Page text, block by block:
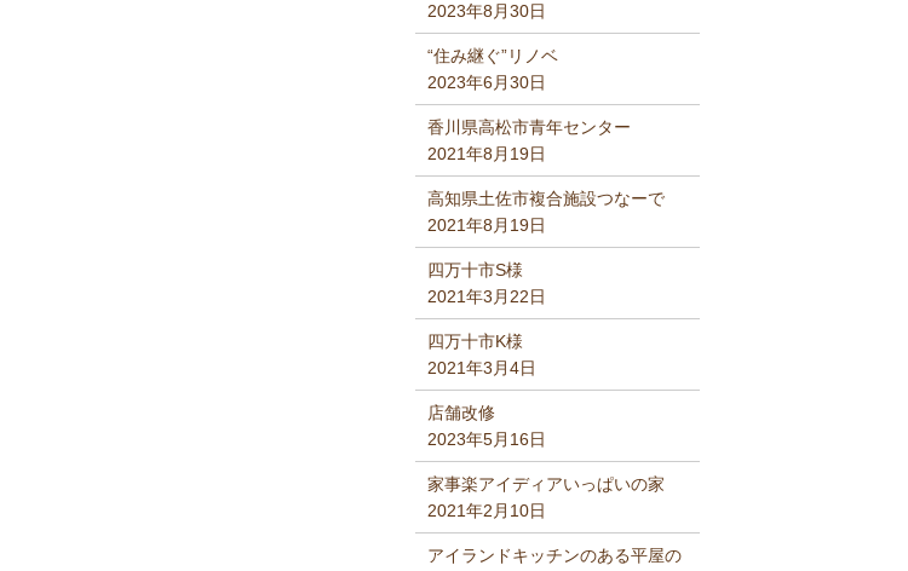
2023年8月30日
“住み継ぐ”リノベ
2023年6月30日
香川県高松市青年センター
2021年8月19日
高知県土佐市複合施設つなーで
2021年8月19日
四万十市S様
2021年3月22日
四万十市K様
2021年3月4日
店舗改修
2023年5月16日
家事楽アイディアいっぱいの家
2021年2月10日
アイランドキッチンのある平屋の